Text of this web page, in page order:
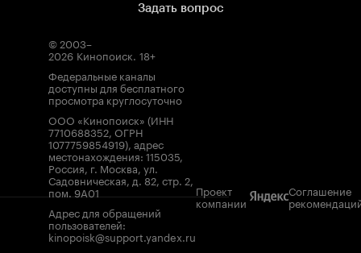
Задать вопрос
© 2003–
2026 Кинопоиск. 18+
Федеральные каналы
доступны для бесплатного
просмотра круглосуточно
ООО «Кинопоиск» (ИНН
7710688352, ОГРН
1077759854919), адрес
местонахождения: 115035,
Россия, г. Москва, ул.
Садовническая, д. 82, стр. 2,
пом. 9А01
Адрес для обращений
пользователей:
kinopoisk@support.yandex.ru
Проект
компании
Соглашение